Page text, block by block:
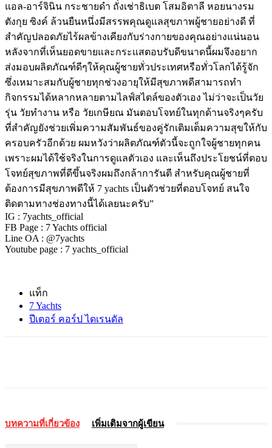
แอล-อาร์จินิน กระชายดำ ถั่งเช่าธิเบต โสมอิตาลี หอยนางรม
ตังกุย ซิงค์ ล้วนยืนหนึ่งมีสรรพคุณดูแลสุขภาพผู้ชายอย่างดี ที่
สำคัญปลอดภัยไร้ผลข้างเคียงกับร่างกายของคุณอย่างแน่นอน
หลังจากที่เห็นยอดขายและกระแสตอบรับดีขนาดนี้ผมจึงอยาก
ส่งมอบผลิตภัณฑ์ดีๆให้คุณผู้ชายทั่วประเทศหรือทั่วโลกได้รู้จัก
ซึ่งเหมาะสมกับผู้ชายทุกช่วงอายุให้มีสุขภาพดีสามารถทำ
กิจกรรมได้หลากหลายตามไลฟ์สไตล์ของตัวเอง ไม่ว่าจะเป็นวัย
รุ่น วัยทำงาน หรือ วัยเกษียณ มันตอบโจทย์ในทุกด้านจริงๆครับ
ที่สำคัญยังช่วยเพิ่มความสัมพันธ์ของคู่รักเติมเต็มความสุขให้กับ
ครอบครัวอีกด้วย ผมหวังว่าผลิตภัณฑ์ตัวนี้จะถูกใจผู้ชายทุกคน
เพราะผมได้ใช้จริงในการดูแลตัวเอง และเห็นถึงประโยชน์ที่ตอบ
โจทย์สุขภาพที่ดีขึ้นจริงผมถึงกล้าการันตี สำหรับคุณผู้ชายที่
ต้องการมีสุขภาพดีให้ 7 yachts เป็นตัวช่วยที่ตอบโจทย์ สนใจ
ติดตามทางช่องทางนี้ได้เลยนะครับ”
IG : 7yachts_official
FB Page : 7 Yachts official
Line OA : @7yachts
Youtube page : 7 yachts_official
แท็ก
7 Yachts
ปีเตอร์ คอร์ป ไดเรนดัล
บทความที่เกี่ยวข้อง เพิ่มเติมจากผู้เขียน